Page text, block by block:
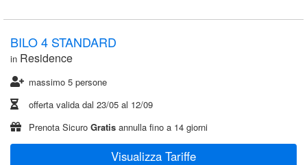
BILO 4 STANDARD
in Residence
massimo 5 persone
offerta valida dal 23/05 al 12/09
Prenota Sicuro Gratis annulla fino a 14 giorni
Visualizza Tariffe